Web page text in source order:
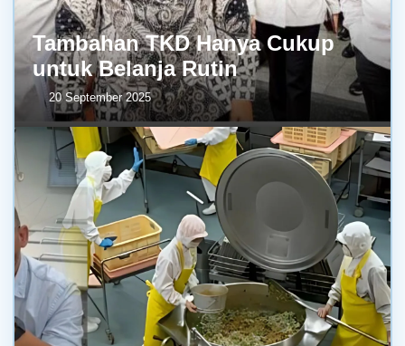
Tambahan TKD Hanya Cukup
untuk Belanja Rutin
20 September 2025